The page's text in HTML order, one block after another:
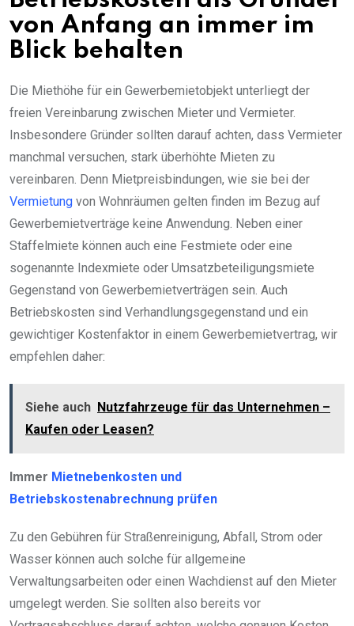
von Anfang an immer im
Blick behalten
Die Miethöhe für ein Gewerbemietobjekt unterliegt der
freien Vereinbarung zwischen Mieter und Vermieter.
Insbesondere Gründer sollten darauf achten, dass Vermieter
manchmal versuchen, stark überhöhte Mieten zu
vereinbaren. Denn Mietpreisbindungen, wie sie bei der
Vermietung von Wohnräumen gelten finden im Bezug auf
Gewerbemietverträge keine Anwendung. Neben einer
Staffelmiete können auch eine Festmiete oder eine
sogenannte Indexmiete oder Umsatzbeteiligungsmiete
Gegenstand von Gewerbemietverträgen sein. Auch
Betriebskosten sind Verhandlungsgegenstand und ein
gewichtiger Kostenfaktor in einem Gewerbemietvertrag, wir
empfehlen daher:
Siehe auch Nutzfahrzeuge für das Unternehmen –
Kaufen oder Leasen?
Immer Mietnebenkosten und
Betriebskostenabrechnung prüfen
Zu den Gebühren für Straßenreinigung, Abfall, Strom oder
Wasser können auch solche für allgemeine
Verwaltungsarbeiten oder einen Wachdienst auf den Mieter
umgelegt werden. Sie sollten also bereits vor